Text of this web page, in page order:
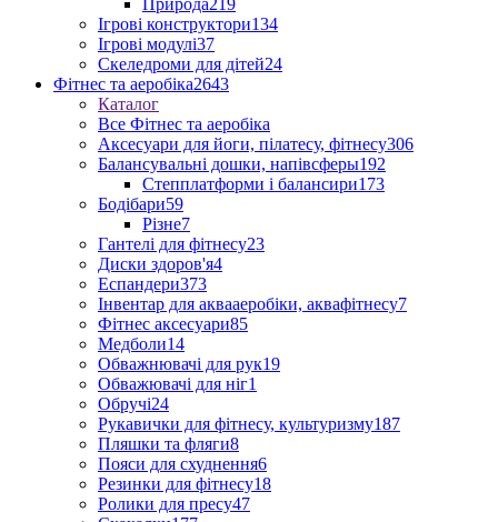
Природа219
Ігрові конструктори134
Ігрові модулі37
Скеледроми для дітей24
Фітнес та аеробіка2643
Каталог
Все Фітнес та аеробіка
Аксесуари для йоги, пілатесу, фітнесу306
Балансувальні дошки, напівсферы192
Степплатформи і балансири173
Бодібари59
Різне7
Гантелі для фітнесу23
Диски здоров'я4
Еспандери373
Інвентар для аквааеробіки, аквафітнесу7
Фітнес аксесуари85
Медболи14
Обважнювачі для рук19
Обважювачі для ніг1
Обручі24
Рукавички для фітнесу, культуризму187
Пляшки та фляги8
Пояси для схуднення6
Резинки для фітнесу18
Ролики для пресу47